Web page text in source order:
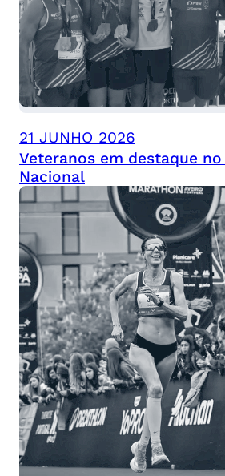
21 JUNHO 2026
Veteranos em destaque
Nacional